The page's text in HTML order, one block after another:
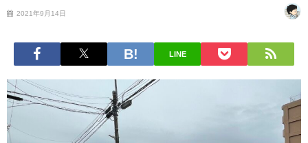
2021年9月14日
LINE